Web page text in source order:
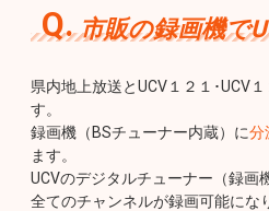
市販の録画機で
県内地上放送とUCV１２１･UCV
す。
録画機（BSチューナー内蔵）に分
ます。
UCVのデジタルチューナー（録画
全てのチャンネルが録画可能にな